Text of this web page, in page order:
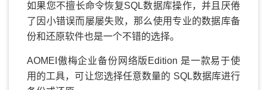
如果您不擅长命令恢复SQL数据库操作，并且厌倦
了因小错误而屡屡失败，那么使用专业的数据库备
份和还原软件也是一个不错的选择。
AOMEI傲梅企业备份网络版Edition 是一款易于使
用的工具，可让您选择任意数量的 SQL数据库进行